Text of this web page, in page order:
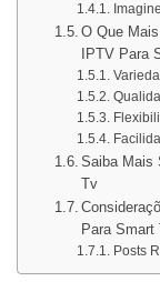
O Que
IPTV Para
Saiba Mais
Tv
Para Smart
Posts